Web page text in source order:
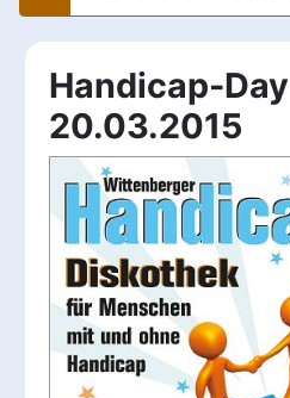
Handicap-Day
20.03.2015